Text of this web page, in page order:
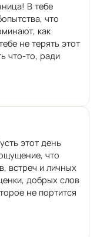
В тебе
что
как
не терять этот
что-то, ради
этот день
что
встреч и личных
добрых слов
не портится